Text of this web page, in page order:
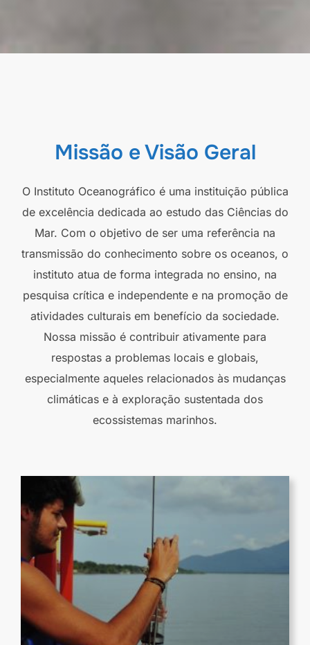
Missão e Visão Geral
O Instituto Oceanográfico é uma instituição pública
de excelência dedicada ao estudo das Ciências do
Mar. Com o objetivo de ser uma referência na
transmissão do conhecimento sobre os oceanos, o
instituto atua de forma integrada no ensino, na
pesquisa crítica e independente e na promoção de
atividades culturais em benefício da sociedade.
Nossa missão é contribuir ativamente para
respostas a problemas locais e globais,
especialmente aqueles relacionados às mudanças
climáticas e à exploração sustentada dos
ecossistemas marinhos.